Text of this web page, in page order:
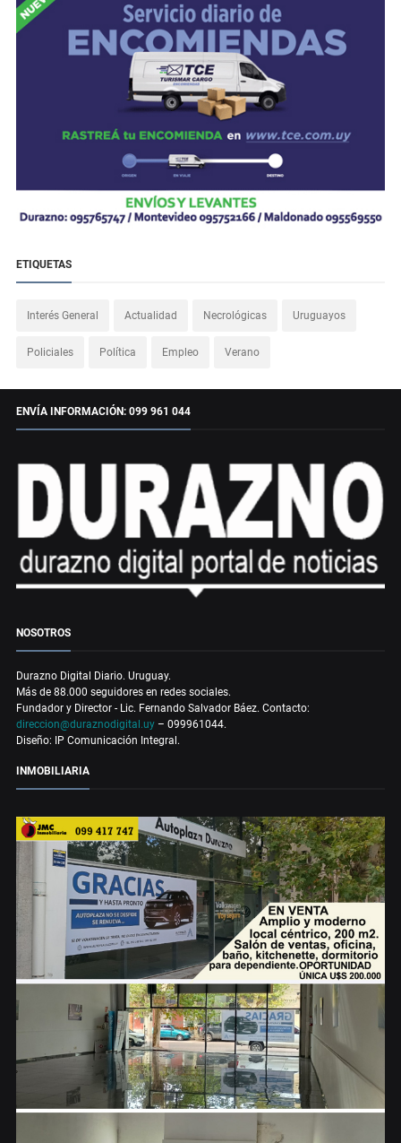
ETIQUETAS
Interés General Actualidad Necrológicas Uruguayos
Policiales Política Empleo Verano
ENVÍA INFORMACIÓN: 099 961 044
NOSOTROS
Durazno Digital Diario. Uruguay.
Más de 88.000 seguidores en redes sociales.
Fundador y Director - Lic. Fernando Salvador Báez. Contacto:
direccion@duraznodigital.uy – 099961044.
Diseño: IP Comunicación Integral.
INMOBILIARIA